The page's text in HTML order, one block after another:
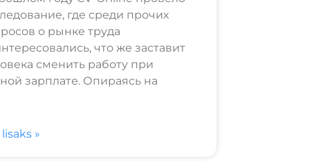
где среди прочих
о рынке труда
что же заставит
сменить работу при
зарплате. Опираясь на
»